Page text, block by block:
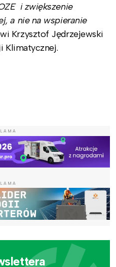
i zwiększenie
a nie na wspieranie
Krzysztof Jędrzejewski
Klimatycznej.